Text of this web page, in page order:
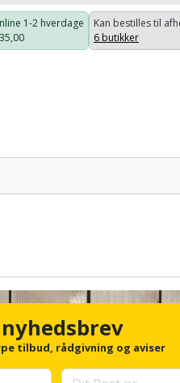
1-2 hverdage
Kan bestilles til
6 butikker
Pris:
tilbud, rådgivning og aviser